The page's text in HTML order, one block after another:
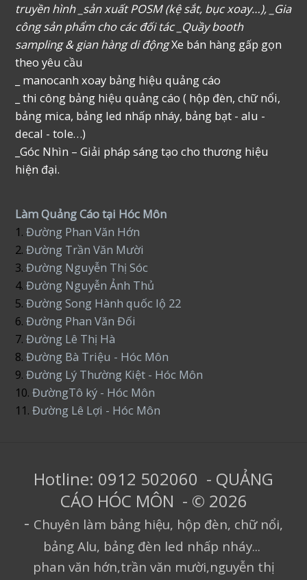
truyền hình _sản xuất POSM (kệ sắt, bục xoay…), _Gia
công sản phẩm cho các đối tác _Quầy booth
sampling & gian hàng di độngXe bán hàng gấp gọn
theo yêu cầu
_ manocanh xoay bảng hiệu quảng cáo
_ thi công bảng hiệu quảng cáo ( hộp đèn, chữ nổi,
bảng mica, bảng led nhấp nháy, bảng bạt - alu -
decal - tole…)
_Góc Nhìn – Giải pháp sáng tạo cho thương hiệu
hiện đại.
Làm Quảng Cáo tại Hóc Môn
1.Đường Phan Văn Hớn
2.Đường Trần Văn Mười
3.Đường Nguyễn Thị Sóc
4. Đường Nguyễn Ảnh Thủ
5.Đường Song Hành quốc lộ 22
6.Đường Phan Văn Đối
7. Đường Lê Thị Hà
8.Đường Bà Triệu - Hóc Môn
9.Đường Lý Thường Kiệt - Hóc Môn
10.ĐườngTô ký - Hóc Môn
11.Đường Lê Lợi - Hóc Môn
Hotline: 0912 502060 - QUẢNG
CÁO HÓC MÔN - © 2026
- Chuyên làm bảng hiệu, hộp đèn, chữ nổi,
bảng Alu, bảng đèn led nhấp nháy...
phan văn hớn,trần văn mười,nguyễn thị